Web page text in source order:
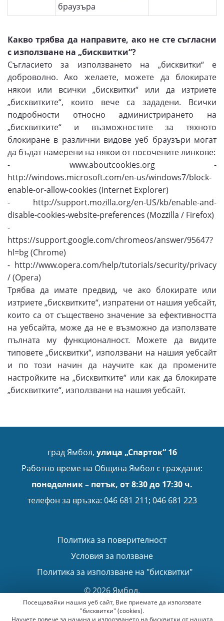
браузъра
Какво трябва да направите, ако не сте съгласни
с използване на „бисквитки“?
Съгласието за използването на „бисквитки“ е
доброволно. Ако желаете, можете да блокирате
някои или всички „бисквитки“ или да изтриете
„бисквитките“, които вече са зададени. Всички
подробности относно администрирането на
„бисквитките“ и възможностите за тяхното
блокиране в различни видове уеб браузъри могат
да бъдат намерени на някои от посочените линкове:
- www.aboutcookies.org -
http://windows.microsoft.com/en-us/windows7/block-
enable-or-allow-cookies (Internet Explorer)
- http://support.mozilla.org/en-US/kb/enable-and-
disable-cookies-website-preferences (Mozzilla / Firefox)
-
https://support.google.com/chromeos/answer/95647?
hl=bg (Chrome)
- http://www.opera.com/help/tutorials/security/privacy
/ (Opera)
Трябва да имате предвид, че ако блокирате или
изтриете „бисквитките“, изпратени от нашия уебсайт,
които са от съществено значение за ефективността
на уебсайта, може да не е възможно да използвате
пълната му функционалност. Можете да видите
типовете „бисквитки“, използвани на нашия уебсайт
и по този начин да научите как да промените
настройките на „бисквитките“ или как да блокирате
„бисквитките“, използвани на нашия уебсайт.
град Ямбол, улица „Спарток“ 16
Работно време на Община Ямбол с граждани:
понеделник – петък, от 8:30 до 17:30 ч.
телефон за връзка: 046 681 211; 046 681 223
Политика за поверителност
Условия за ползване
Политика за използване на "бисквитки"
© 2026 Ямбол.
Всички права запазени.
Посещавайки нашия уеб сайт, Вие приемате да използвате
"бисквитки" (cookies).
Научете повече за начина и използването на бисквитки от нашата